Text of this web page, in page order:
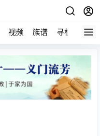
视频 族谱 寻根